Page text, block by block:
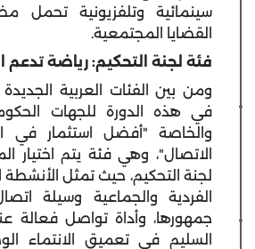
سينمائية وتلفزيونية تحمل
القضايا المجتمعية.
فئة لجنة التحكيم: رياضة تدعم
ومن بين الفئات العربية الجديدة
في هذه الدورة للجهات
والخاصة "أفضل استثمار في
الاتصال"، وهي فئة يتم اختيار
لجنة التحكيم، حيث تمثل الأنشطة
الفردية والجماعية وسيلة
جمهورها، وأداة تواصل فعالة
السليم في تعميق الانتماء